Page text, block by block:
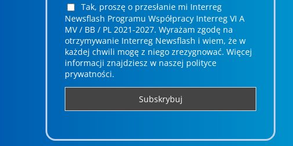
Tak, proszę o przesłanie mi Interreg
Newsflash Programu Współpracy Interreg VI A
MV / BB / PL 2021-2027. Wyrażam zgodę na
otrzymywanie Interreg Newsflash i wiem, że w
każdej chwili mogę z niego zrezygnować. ­­Więcej
informacji znajdziesz w naszej polityce
prywatności.